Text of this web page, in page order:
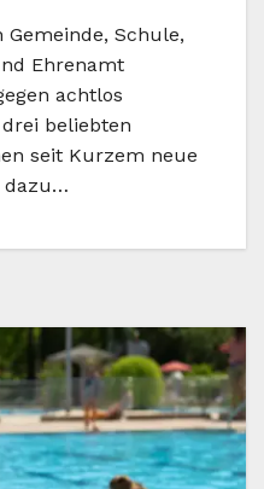
Gemeinde, Schule,
Ehrenamt
achtlos
beliebten
seit Kurzem neue
dazu…